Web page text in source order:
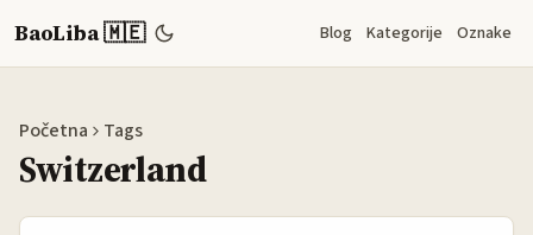
BaoLiba 🇲🇪 Blog Kategorije Oznake
Početna Tags
Switzerland